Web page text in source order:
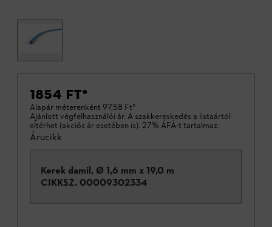
1854 FT*
Alapár méterenként 97,58 Ft*
Ajánlott végfelhasználói ár. A szakkereskedés a listaártól
eltérhet (akciós ár esetében is). 27% ÁFÁ-t tartalmaz.
Árucikk
Kerek damil, Ø 1,6 mm x 19,0 m
CIKKSZ. 00009302334